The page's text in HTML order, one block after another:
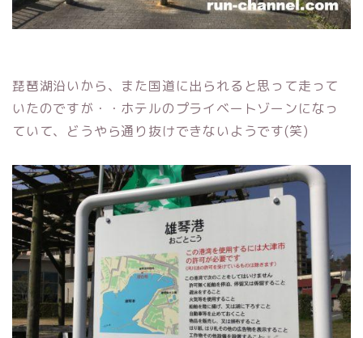
琵琶湖沿いから、また国道に出られると思って走って
いたのですが・・ホテルのプライベートゾーンになっ
ていて、どうやら通り抜けできないようです(笑)